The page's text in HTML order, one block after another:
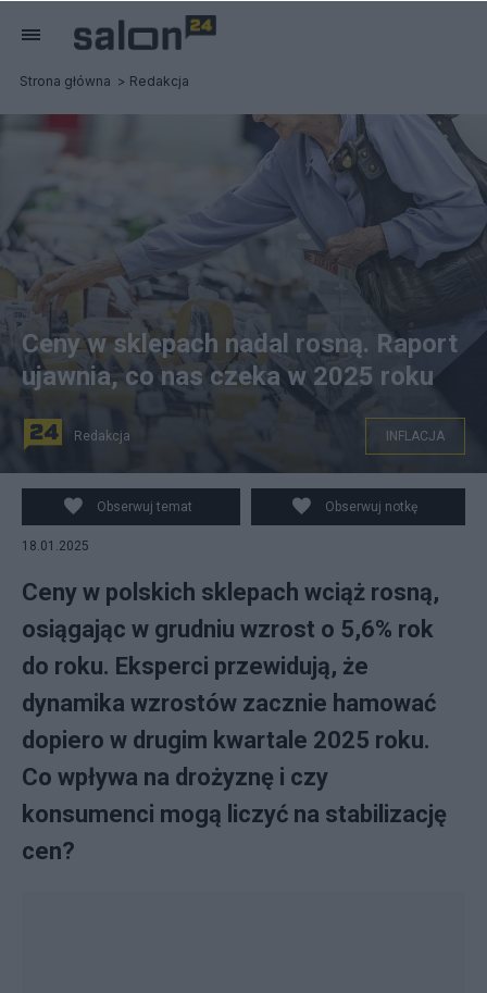
Strona główna Redakcja
fot. Monday News
Ceny w sklepach nadal rosną. Raport
ujawnia, co nas czeka w 2025 roku
Redakcja INFLACJA
Obserwuj temat Obserwuj notkę
18.01.2025
Ceny w polskich sklepach wciąż rosną,
osiągając w grudniu wzrost o 5,6% rok
do roku. Eksperci przewidują, że
dynamika wzrostów zacznie hamować
dopiero w drugim kwartale 2025 roku.
Co wpływa na drożyznę i czy
konsumenci mogą liczyć na stabilizację
cen?